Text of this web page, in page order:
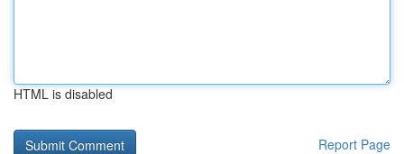
HTML is disabled
Report Page